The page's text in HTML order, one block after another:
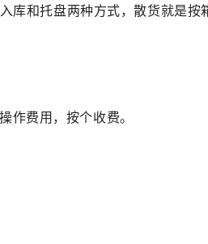
库和托盘两种方式，散货就是
作费用，按个收费。